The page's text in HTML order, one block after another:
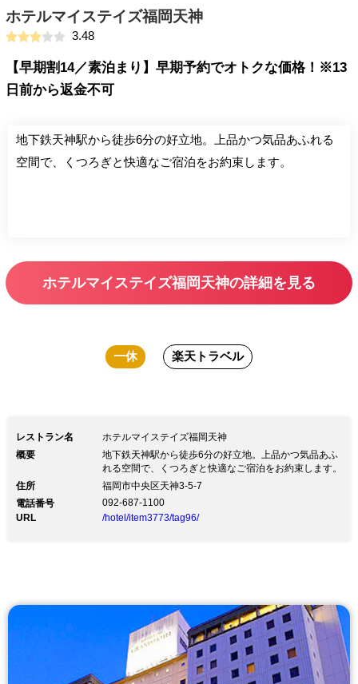
ホテルマイステイズ福岡天神
3.48
【早期割14／素泊まり】早期予約でオトクな価格！※13
日前から返金不可
地下鉄天神駅から徒歩6分の好立地。上品かつ気品あふれる
空間で、くつろぎと快適なご宿泊をお約束します。
ホテルマイステイズ福岡天神の詳細を見る
一休 楽天トラベル
レストラン名
ホテルマイステイズ福岡天神
概要
地下鉄天神駅から徒歩6分の好立地。上品かつ気品あふ
れる空間で、くつろぎと快適なご宿泊をお約束します。
住所
福岡市中央区天神3-5-7
電話番号
092-687-1100
URL
/hotel/item3773/tag96/